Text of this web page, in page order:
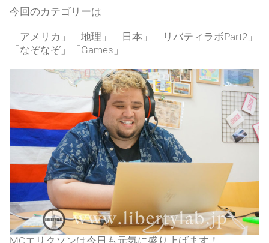
今回のカテゴリーは
「アメリカ」「地理」「日本」「リバティラボPart2」
「なぞなぞ」「Games」